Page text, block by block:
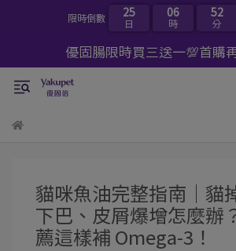
限時倒數 25
日
06
時
52
分
優固腸限時買三送一💯首購
貓咪魚油完整指南｜貓
下巴、皮屑爆增怎麼辦
薦這樣補 Omega-3！